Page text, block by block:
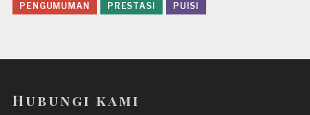
PENGUMUMAN
PRESTASI PUISI
Hubungi kami